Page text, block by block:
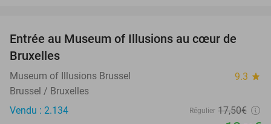
29%
Entrée au Museum of Illusions au cœur de
Bruxelles
Museum of Illusions Brussel 9.3 star
Brussel / Bruxelles
Vendu : 2.134
Régulier 17,50€